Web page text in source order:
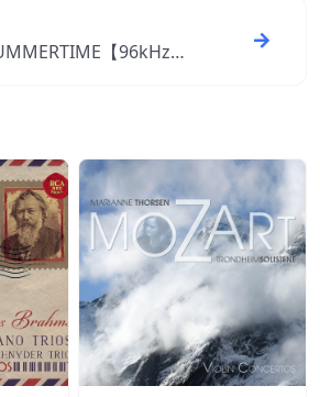
【96kHz／2